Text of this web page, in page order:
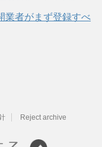
業者がまず登録すべ
Reject archive